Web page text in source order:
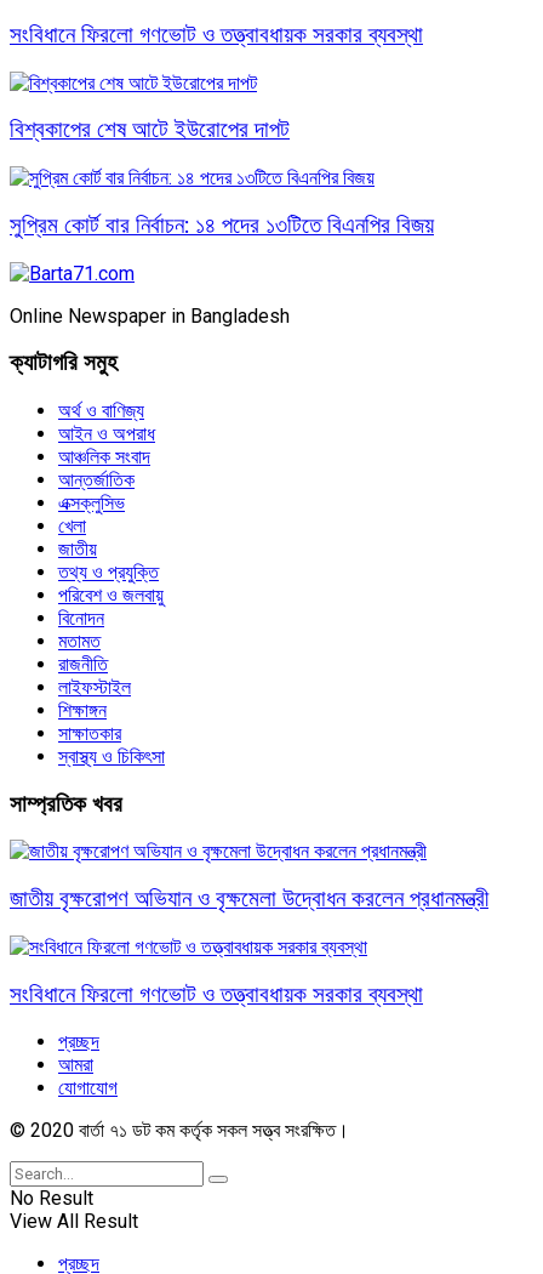
সংবিধানে ফিরলো গণভোট ও তত্ত্বাবধায়ক সরকার ব্যবস্থা
বিশ্বকাপের শেষ আটে ইউরোপের দাপট
সুপ্রিম কোর্ট বার নির্বাচন: ১৪ পদের ১৩টিতে বিএনপির বিজয়
Online Newspaper in Bangladesh
ক্যাটাগরি সমুহ
অর্থ ও বাণিজ্য
আইন ও অপরাধ
আঞ্চলিক সংবাদ
আন্তর্জাতিক
এক্সক্লুসিভ
খেলা
জাতীয়
তথ্য ও প্রযুক্তি
পরিবেশ ও জলবায়ু
বিনোদন
মতামত
রাজনীতি
লাইফস্টাইল
শিক্ষাঙ্গন
সাক্ষাতকার
স্বাস্থ্য ও চিকিৎসা
সাম্প্রতিক খবর
জাতীয় বৃক্ষরোপণ অভিযান ও বৃক্ষমেলা উদ্বোধন করলেন প্রধানমন্ত্রী
সংবিধানে ফিরলো গণভোট ও তত্ত্বাবধায়ক সরকার ব্যবস্থা
প্রচ্ছদ
আমরা
যোগাযোগ
© 2020 বার্তা ৭১ ডট কম কর্তৃক সকল সত্ত্ব সংরক্ষিত।
No Result
View All Result
প্রচ্ছদ